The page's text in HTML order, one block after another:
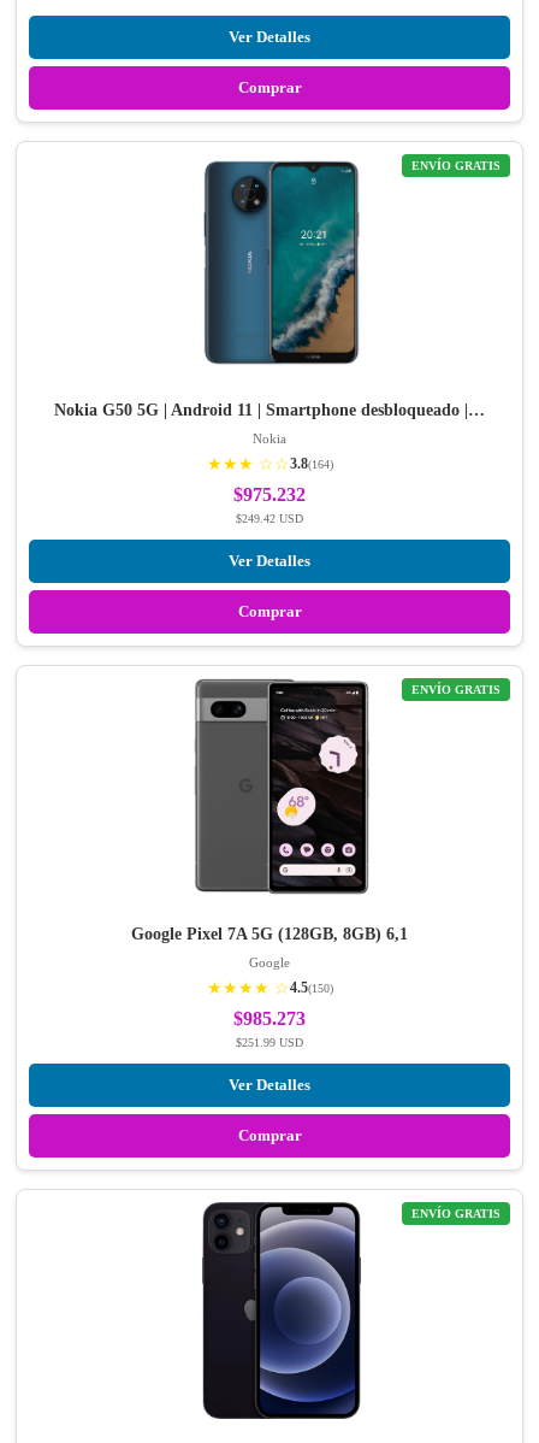
Ver Detalles
Comprar
ENVÍO GRATIS
Nokia G50 5G | Android 11 | Smartphone desbloqueado |…
Nokia
★★★ ☆☆3.8(164)
$975.232
$249.42 USD
Ver Detalles
Comprar
ENVÍO GRATIS
Google Pixel 7A 5G (128GB, 8GB) 6,1
Google
★★★★ ☆4.5(150)
$985.273
$251.99 USD
Ver Detalles
Comprar
ENVÍO GRATIS